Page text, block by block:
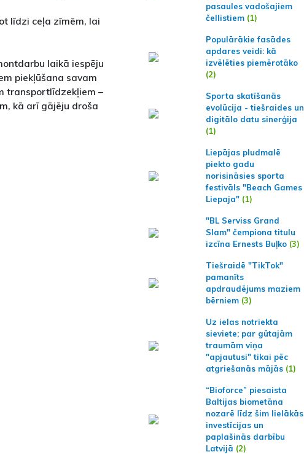
līdzi ceļa zīmēm, lai
laikā iespēju
piekļūšana savam
transportlīdzekļiem –
kā arī gājēju droša
pasaules vadošajiem
čellistiem(1)
Populārākie fasādes
apdares veidi: kā
izvēlēties piemērotāko
(2)
Sporta skatīšanās
evolūcija - tiešraides un
digitālo datu sinerģija
(1)
Liepājas pludmalē
piekto gadu
norisināsies sporta
festivāls "Beach Games
Liepaja"(1)
"BL Serviss Grand
Slam" čempiona titulu
izcīna Ernests Buļko(3)
Tiešraidē "TikTok"
pamanīts
apdraudējums maziem
bērniem(3)
Uz ielas notriekta
sieviete; par gūtajām
traumām viņa
"apjautusi" tikai pēc
atgriešanās mājās(1)
“Bioforce” piesaista
Baltijas biometāna
nozarē līdz šim lielākās
investīcijas un
paplašinās darbību
Latvijā (2)